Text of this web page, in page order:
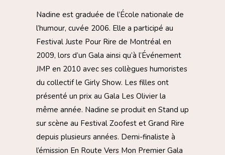
Nadine est graduée de l’École nationale de
l’humour, cuvée 2006. Elle a participé au
Festival Juste Pour Rire de Montréal en
2009, lors d’un Gala ainsi qu’à l’Événement
JMP en 2010 avec ses collègues humoristes
du collectif le Girly Show. Les filles ont
présenté un prix au Gala Les Olivier la
même année. Nadine se produit en Stand up
sur scène au Festival Zoofest et Grand Rire
depuis plusieurs années. Demi-finaliste à
l’émission En Route Vers Mon Premier Gala